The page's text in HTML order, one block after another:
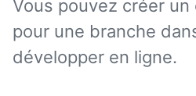
Vous pouvez créer
pour une branche
développer en ligne.